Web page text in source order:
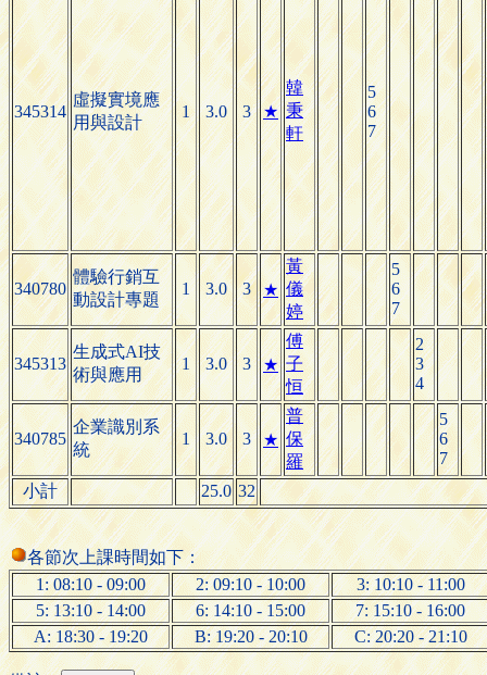
345314
虛擬實境應
用與設計
1 3.0 3 ★
韓
秉
軒
5
6
7
340780
體驗行銷互
動設計專題
1 3.0 3 ★
黃
儀
婷
5
6
7
345313
生成式AI技
術與應用
1 3.0 3 ★
傅
子
恒
2
3
4
340785
企業識別系
統
1 3.0 3 ★
普
保
羅
5
6
7
小計
25.0 32
各節次上課時間如下：
1: 08:10 - 09:00
2: 09:10 - 10:00
3: 10:10 - 11:00
5: 13:10 - 14:00
6: 14:10 - 15:00
7: 15:10 - 16:00
A: 18:30 - 19:20
B: 19:20 - 20:10 C: 20:20 - 21:10